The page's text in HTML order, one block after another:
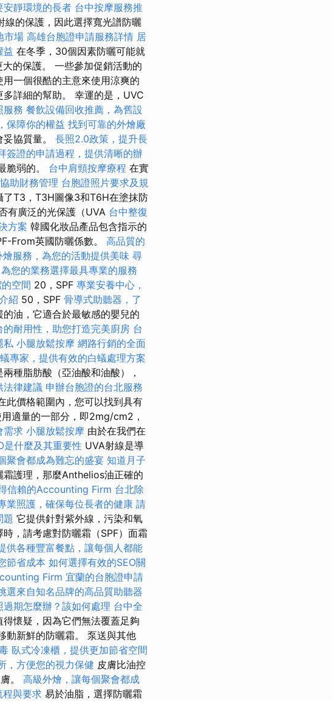
安靜環境的長者 台中按摩服務推
線的保護，因此選擇寬光譜防曬
市場 高雄台胞證申請服務詳情 居
益 在冬季，30個因素防曬可能就
的保護。 一些參加促銷活動的
一個很酷的主意來使用涼爽的
詳細的幫助。 幸運的是，UVC
服務 餐飲設備回收推薦，為舊設
保障你的權益 找到可靠的外燴廠
協質量。 長照2.0政策，提升長
簽證的申請過程，提供清晰的辦
脆弱的。 台中肩頸按摩療程 在實
助財務管理 台胞證照片要求及規
了T3，T3H圖像3和T6H在塗抹防
有廣泛的光保護（UVA 台中整復
方案 韓國化妝品產品包含指示的
From英國防曬係數。 高品質的
燴服務，為您的活動提供美味 尋
您的業務選擇最具專業的服務
空間 20，SPF 專業安養中心，
紹 50，SPF 骨導式助聽器，了
油，它適合於最敏感的嬰兒的
的耐用性，助您打造完美廚房 台
私 小腿放鬆按摩 網路行銷的全面
專家，提供有效的白蟻處理方案
種脂肪酸（亞油酸和油酸），
法律建議 申辦台胞證的台北服務
此價格範圍內，您可以找到具有
適量的一部分，即2mg/cm2，
需求 小腿放鬆按摩 由於在我們在
是什麼及其重要性 UVA射線是導
聚會都成為難忘的盛宴 知道月子
護理，那麼Anthelios油正確的
信賴的Accounting Firm 台北除
業照護，確保每位長者的健康 請
題 它提供針對紫外線，污染和氧
，請考慮對防曬霜（SPF）面霜
供各種豐富餐點，讓每個人都能
節省成本 如何選擇有效的SEO關
Firm 宜蘭的台胞證申請
選來自知名品牌的高品質助聽器
過期怎麼辦？該如何處理 台中全
懷疑，因為它們無法覆蓋足夠
動新鮮的防曬霜。 泵送與其他
臥式冷凍櫃，提供更加節省空間
，方便您的視力保健 皮膚比油控
。 高級外燴，讓每個聚會都成
程與要求 易於油脂，選擇防曬霜